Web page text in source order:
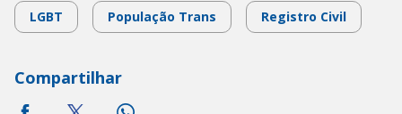
LGBT População Trans Registro Civil
Compartilhar